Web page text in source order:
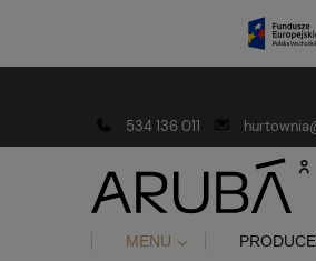
534 136 011
MENU